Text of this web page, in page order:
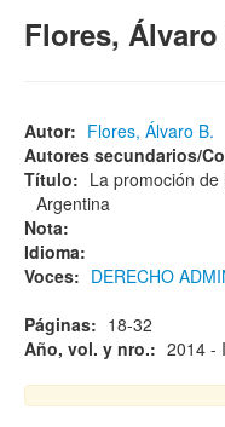
Flores, Álvaro
Autor: Flores, Álvaro B.
Autores secundarios/
Título: La promoción
Argentina
Nota:
Idioma:
Voces: DERECHO
Páginas: 18-32
Año, vol. y nro.: 2014 -